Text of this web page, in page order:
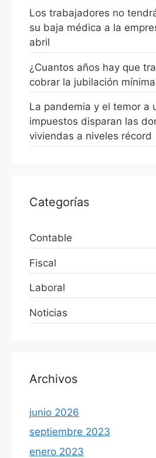
Los trabajadores no
su baja médica a la
abril
¿Cuantos años hay que
cobrar la jubilación
La pandemia y el temor a
impuestos disparan las
viviendas a niveles récord
Categorías
Contable
Fiscal
Laboral
Noticias
Archivos
junio 2026
septiembre 2023
enero 2023